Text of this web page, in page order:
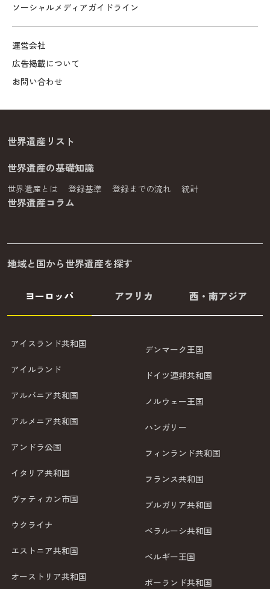
ソーシャルメディアガイドライン
運営会社
広告掲載について
お問い合わせ
世界遺産リスト
世界遺産の基礎知識
世界遺産とは 登録基準 登録までの流れ 統計
世界遺産コラム
地域と国から世界遺産を探す
ヨーロッパ アフリカ 西・南アジア
アイスランド共和国
アイルランド
アルバニア共和国
アルメニア共和国
アンドラ公国
イタリア共和国
ヴァティカン市国
ウクライナ
エストニア共和国
オーストリア共和国
デンマーク王国
ドイツ連邦共和国
ノルウェー王国
ハンガリー
フィンランド共和国
フランス共和国
ブルガリア共和国
ベラルーシ共和国
ベルギー王国
ポーランド共和国